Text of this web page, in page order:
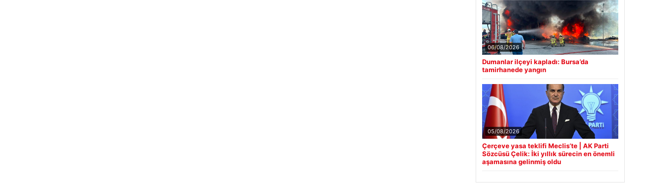
06/08/2026
Dumanlar ilçeyi kapladı: Bursa’da
tamirhanede yangın
05/08/2026
Çerçeve yasa teklifi Meclis’te | AK Parti
Sözcüsü Çelik: İki yıllık sürecin en önemli
aşamasına gelinmiş oldu